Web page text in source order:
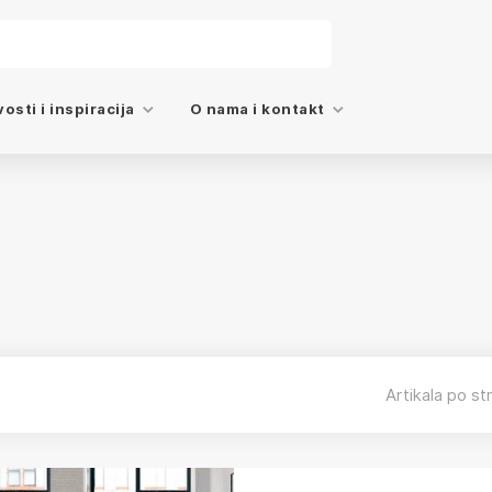
i inspiracija O nama i kontakt
Artikala po